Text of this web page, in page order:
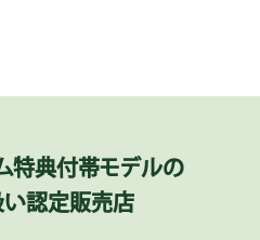
特典付帯モデルの
い認定販売店